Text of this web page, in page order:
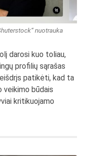
nuotrauka
darosi kuo toliau,
profilių sąrašas
patikėti, kad ta
veikimo būdais
kritikuojamo